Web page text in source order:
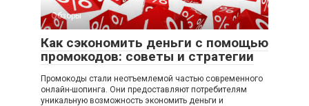
Обзоры
Как сэкономить деньги с помощью
промокодов: советы и стратегии
Промокоды стали неотъемлемой частью современного
онлайн-шопинга. Они предоставляют потребителям
уникальную возможность экономить деньги и